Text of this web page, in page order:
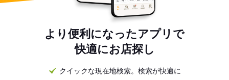
より便利になったアプリで
快適にお店探し
クイックな現在地検索。検索が快適に